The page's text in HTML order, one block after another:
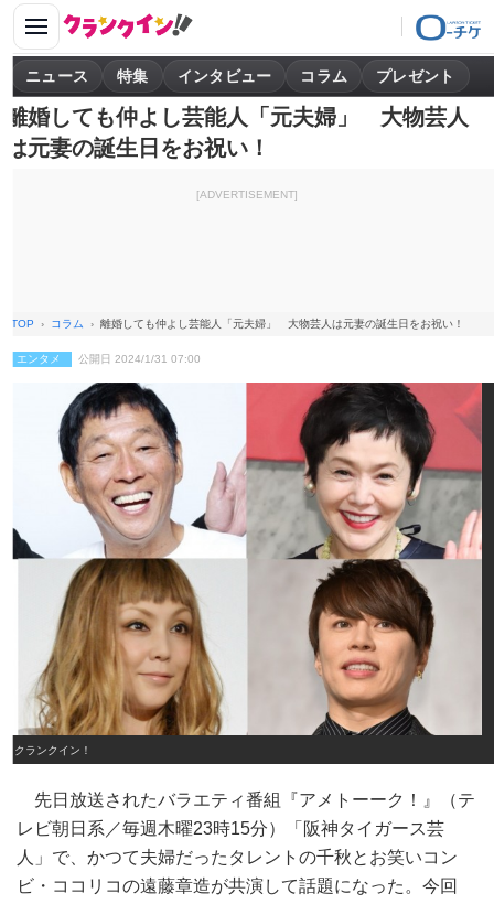
ニュース 特集 インタビュー コラム プレゼント
離婚しても仲よし芸能人「元夫婦」 大物芸人
は元妻の誕生日をお祝い！
[ADVERTISEMENT]
TOP コラム 離婚しても仲よし芸能人「元夫婦」 大物芸人は元妻の誕生日をお祝い！
エンタメ 公開日 2024/1/31 07:00
クランクイン！
先日放送されたバラエティ番組『アメトーーク！』（テ
レビ朝日系／毎週木曜23時15分）「阪神タイガース芸
人」で、かつて夫婦だったタレントの千秋とお笑いコン
ビ・ココリコの遠藤章造が共演して話題になった。今回